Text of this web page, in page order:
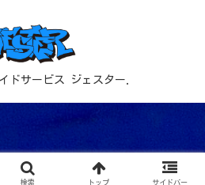
ドサービス ジェスター.
検索 トップ サイドバー